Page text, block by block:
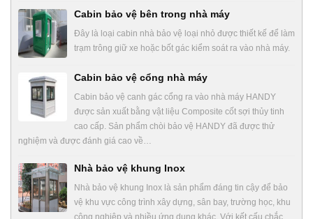
Cabin bảo vệ bên trong nhà máy
Đây là loại cabin nhà bảo vệ loại nhỏ được thiết kế để làm
trạm trông giữ xe hoặc bốt gác kiểm soát ra vào nhà máy.
Cabin bảo vệ cổng nhà máy
Cabin bảo vệ canh gác cổng ra vào nhà máy HANDY
được sản xuất bằng vật liệu Composite cốt sợi thủy tinh
cao cấp. Sản phẩm chòi bảo vệ HANDY đã được thử
nghiệm và được đánh giá cao về…
Nhà bảo vệ khung Inox
Nhà bảo vệ khung Inox là sản phẩm đáng tin cậy để bảo
vệ khu vực công trình xây dựng, sân bay, trường học, khu